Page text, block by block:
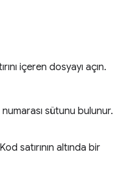
içeren dosyayı açın.
numarası sütunu bulunur.
satırının altında bir